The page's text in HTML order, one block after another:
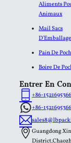
Aliments
Animaux
Mail Sacs
D'Emballage
Pain De
Boire De
Entrer En
+86-
+86-
Guangdong